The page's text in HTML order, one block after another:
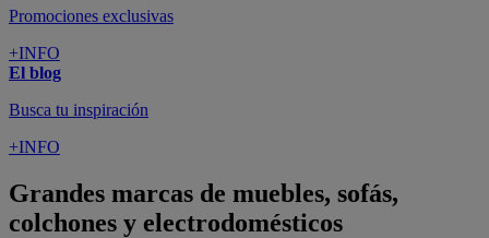
Promociones exclusivas
+INFO
El blog
Busca tu inspiración
+INFO
Grandes marcas de muebles, sofás,
colchones y electrodomésticos